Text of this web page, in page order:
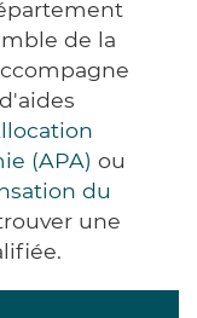
de la
(APA) ou
du
une